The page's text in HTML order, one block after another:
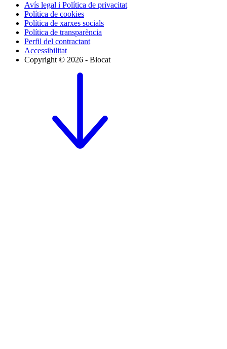
Avís legal i Política de privacitat
Política de cookies
Política de xarxes socials
Política de transparència
Perfil del contractant
Accessibilitat
Copyright © 2026 - Biocat